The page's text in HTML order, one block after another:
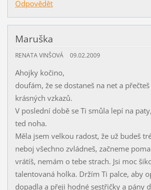
Odpovědět
Maruška
RENATA VINŠOVÁ 09.02.2009
Ahojky kočino,
doufám, že se dostaneš na net a
krásných vzkazů.
V poslední době se Ti smůla lepí na
ted noha.
Měla jsem velkou radost, že už budeš
neboj všechno zvládneš, začneme
vrátíš, nemám o tebe strach. Jsi moc
talentovaná holka. Držím Ti palce, aby
dopadla a přeji hodné sestřičky a pány